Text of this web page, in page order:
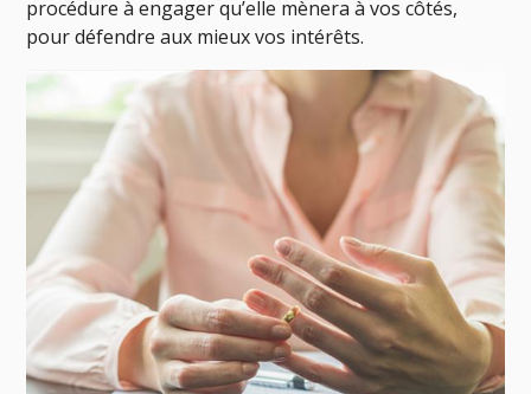
procédure à engager qu’elle mènera à vos côtés,
pour défendre aux mieux vos intérêts.